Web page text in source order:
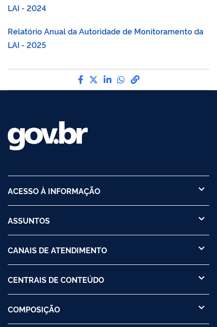
LAI - 2024
Relatório Anual da Autoridade de Monitoramento da
LAI - 2025
Compartilhe por Facebook
Compartilhe por Twitter
Compartilhe por
Compartilhe por
link para Copiar
ACESSO À INFORMAÇÃO
ASSUNTOS
CANAIS DE ATENDIMENTO
CENTRAIS DE CONTEÚDO
COMPOSIÇÃO